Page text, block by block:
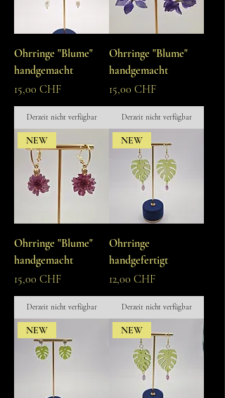
Ohrringe "Blume"
handgemacht
Preis
15,00 CHF
Derzeit nicht verfügbar
Ohrringe "Blume"
handgemacht
Preis
15,00 CHF
Derzeit nicht verfügbar
NEW
Ohrringe "Blume"
handgemacht
Preis
15,00 CHF
Derzeit nicht verfügbar
NEW
Ohrringe
handgefertigt
Preis
12,00 CHF
Derzeit nicht verfügbar
NEW NEW